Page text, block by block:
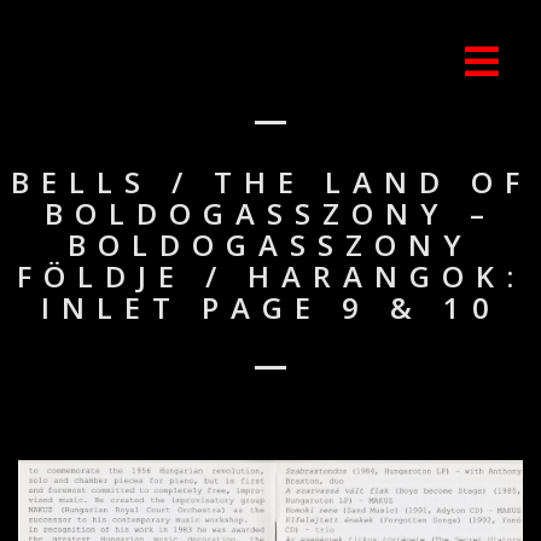
BELLS / THE LAND OF
BOLDOGASSZONY –
BOLDOGASSZONY
FÖLDJE / HARANGOK:
INLET PAGE 9 & 10